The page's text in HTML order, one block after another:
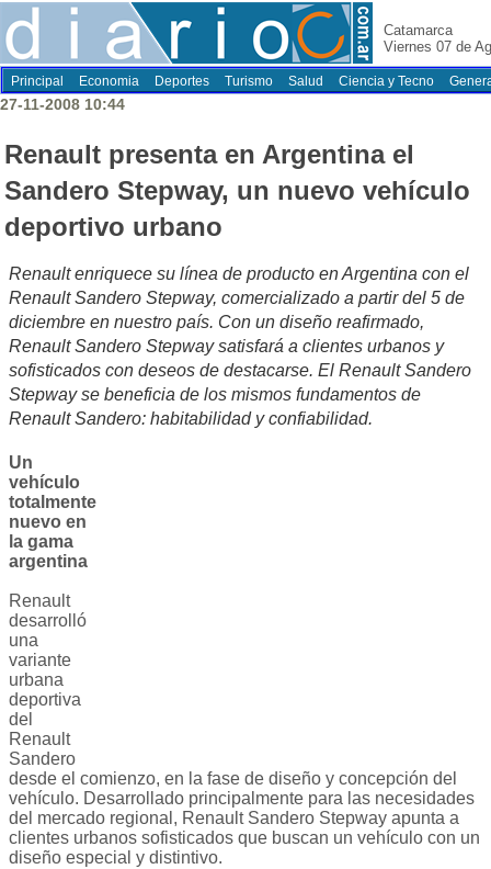
Catamarca
Viernes 07 de
Principal Economia Deportes Turismo Salud Ciencia y Tecno
27-11-2008 10:44
Renault presenta en Argentina el
Sandero Stepway, un nuevo vehículo
deportivo urbano
Renault enriquece su línea de producto en Argentina con el
Renault Sandero Stepway, comercializado a partir del 5 de
diciembre en nuestro país. Con un diseño reafirmado,
Renault Sandero Stepway satisfará a clientes urbanos y
sofisticados con deseos de destacarse. El Renault Sandero
Stepway se beneficia de los mismos fundamentos de
Renault Sandero: habitabilidad y confiabilidad.
Un
vehículo
totalmente
nuevo en
la gama
argentina
Renault
desarrolló
una
variante
urbana
deportiva
del
Renault
Sandero
desde el comienzo, en la fase de diseño y concepción del
vehículo. Desarrollado principalmente para las necesidades
del mercado regional, Renault Sandero Stepway apunta a
clientes urbanos sofisticados que buscan un vehículo con un
diseño especial y distintivo.